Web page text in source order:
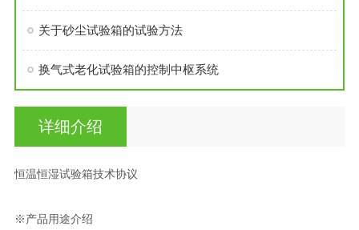
关于砂尘试验箱的试验方法
换气式老化试验箱的控制中枢系统
详细介绍
恒温恒湿试验箱技术协议
※产品用途介绍